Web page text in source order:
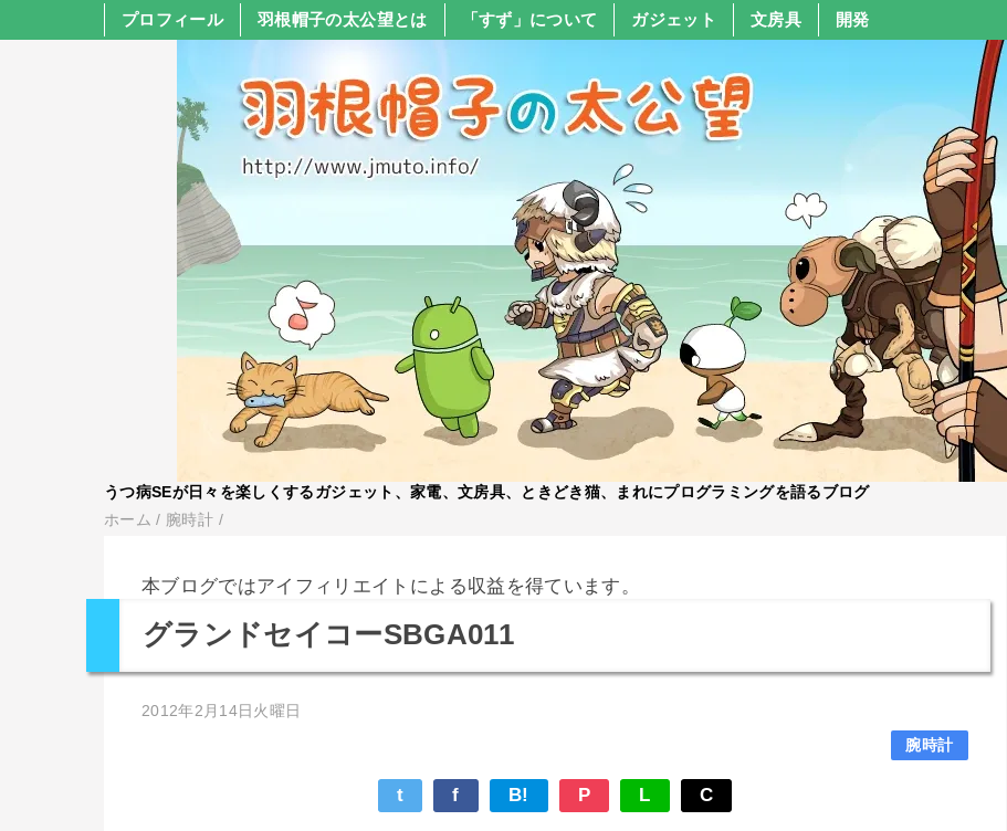
プロフィール 羽根帽子の太公望とは 「すず」について ガジェット 文房具 開発
うつ病SEが日々を楽しくするガジェット、家電、文房具、ときどき猫、まれにプログラミングを語るブログ
ホーム / 腕時計 /
本ブログではアイフィリエイトによる収益を得ています。
グランドセイコーSBGA011
2012年2月14日火曜日
腕時計
t f B! P L C